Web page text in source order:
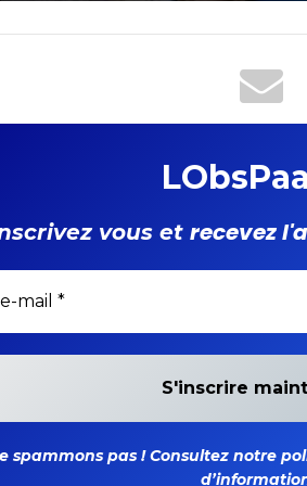
personnel : les
vous et recevez
spammons pas ! Consultez notre